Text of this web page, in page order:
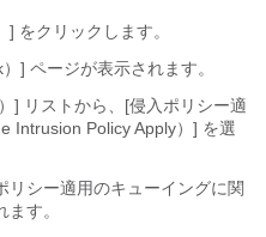
をクリックします。
] ページが表示されます。
] リストから、[侵入ポリシー適
Intrusion Policy Apply）] を選
リシー適用のキューイングに関
す。